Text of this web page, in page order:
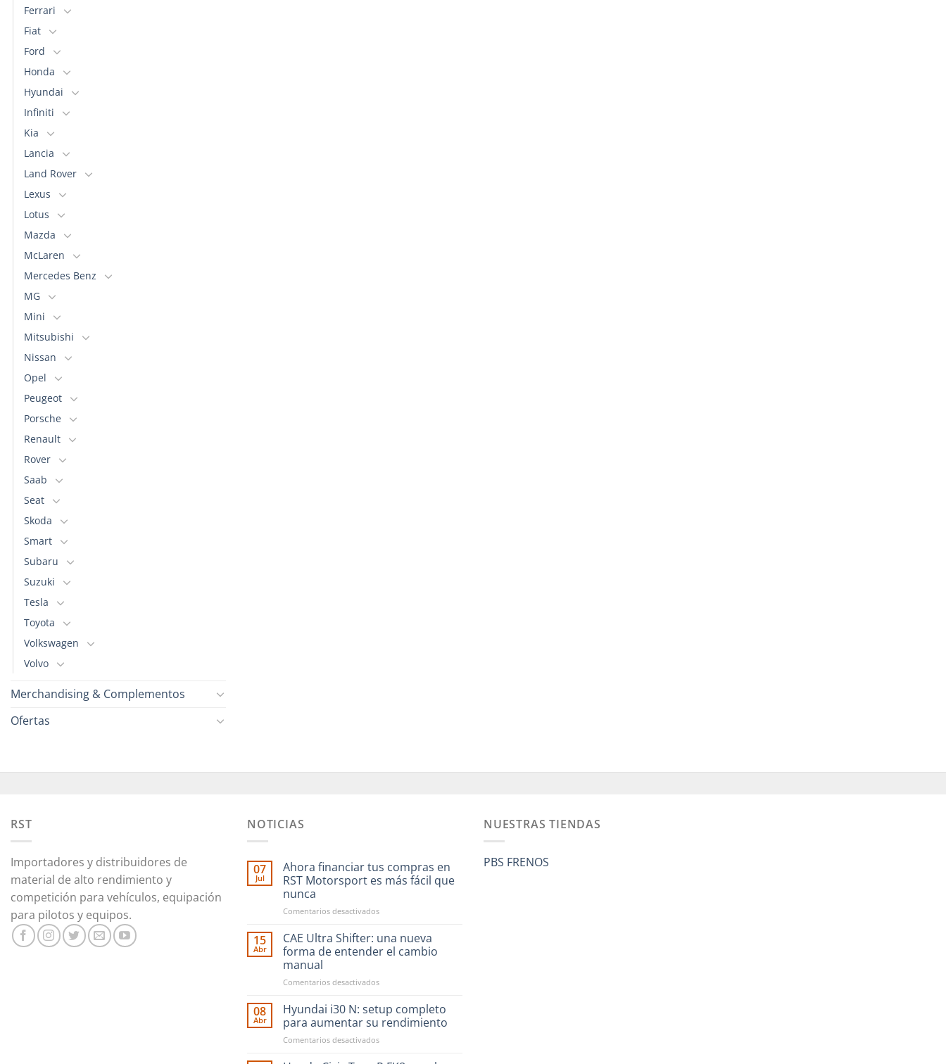
Ferrari
Fiat
Ford
Honda
Hyundai
Infiniti
Kia
Lancia
Land Rover
Lexus
Lotus
Mazda
McLaren
Mercedes Benz
MG
Mini
Mitsubishi
Nissan
Opel
Peugeot
Porsche
Renault
Rover
Saab
Seat
Skoda
Smart
Subaru
Suzuki
Tesla
Toyota
Volkswagen
Volvo
Merchandising & Complementos
Ofertas
RST
Importadores y distribuidores de
material de alto rendimiento y
competición para vehículos, equipación
para pilotos y equipos.
NOTICIAS
07
Jul
Ahora financiar tus compras en
RST Motorsport es más fácil que
nunca
Comentarios desactivadosen
financiar
compras
RST
es
más
fácil
que
15
Abr
CAE Ultra Shifter: una nueva
forma de entender el cambio
manual
Comentarios desactivadosen
Ultra
Shifter:
una
nueva
08
Abr
Hyundai i30 N: setup completo
para aumentar su rendimiento
Comentarios desactivadosen
NUESTRAS TIENDAS
PBS FRENOS